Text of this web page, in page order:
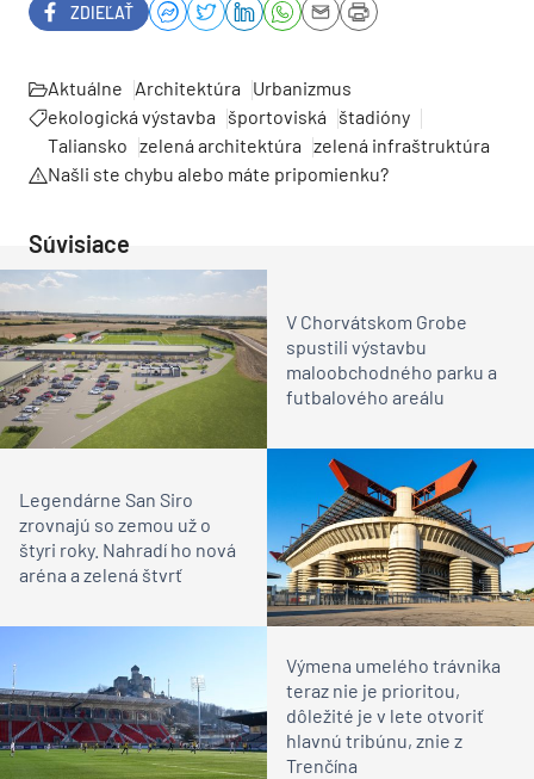
ZDIEĽAŤ
Aktuálne Architektúra
Urbanizmus
ekologická výstavba
športoviská
štadióny
Taliansko zelená architektúra zelená infraštruktúra
Našli ste chybu alebo máte pripomienku?
Súvisiace
V Chorvátskom Grobe
spustili výstavbu
maloobchodného parku a
futbalového areálu
Legendárne San Siro
zrovnajú so zemou už o
štyri roky. Nahradí ho nová
aréna a zelená štvrť
Výmena umelého trávnika
teraz nie je prioritou,
dôležité je v lete otvoriť
hlavnú tribúnu, znie z
Trenčína